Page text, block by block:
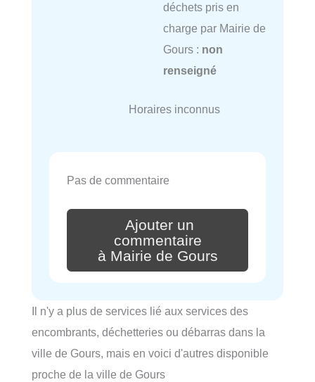
déchets pris en
charge par Mairie de
Gours : non
renseigné
Horaires inconnus
Pas de commentaire
Ajouter un
commentaire
à Mairie de Gours
Il n'y a plus de services lié aux services des
encombrants, déchetteries ou débarras dans la
ville de Gours, mais en voici d'autres disponible
proche de la ville de Gours